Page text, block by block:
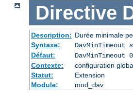
Directive
Description: Durée minimale
Syntaxe:
DavMinTimeout
Défaut:
DavMinTimeout 0
Contexte:
configuration
Statut:
Extension
Module:
mod_dav